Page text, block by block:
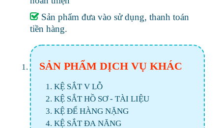
Sản phẩm đưa vào sử dụng, thanh toán
tiền hàng.
SẢN PHẨM DỊCH VỤ KHÁC
KỆ SẮT V LỖ
KỆ SẮT HỒ SƠ - TÀI LIỆU
KỆ ĐỂ HÀNG NẶNG
KỆ SẮT ĐA NĂNG